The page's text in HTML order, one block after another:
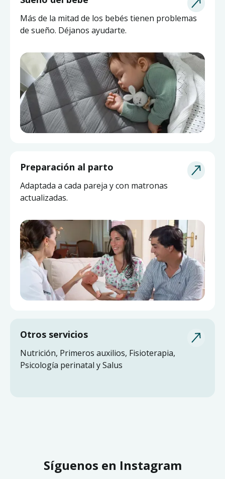
Asesoría de Lactancia
Pide ayuda a una matrona experta y actualizada
sin salir de casa.
Preparación al parto
Adaptada a cada pareja y con matronas
actualizadas.
Más de la mitad de los bebés tienen problemas
de sueño. Déjanos ayudarte.
Otros servicios
Nutrición, Primeros auxilios, Fisioterapia,
Psicología perinatal y Salus
Síguenos en Instagram